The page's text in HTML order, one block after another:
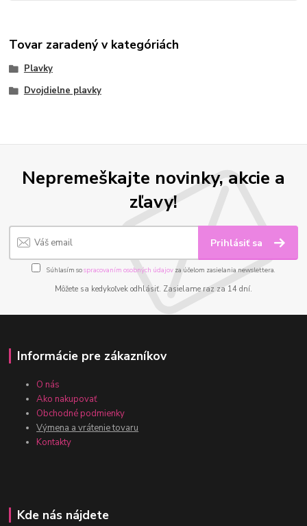
Tovar zaradený v kategóriách
Plavky
Dvojdielne plavky
Nepremeškajte novinky, akcie a
zľavy!
Prihlásiť sa
Súhlasím sospracovaním osobných údajov za účelom zasielania newslettera.
Môžete sa kedykoľvek odhlásiť. Zasielame raz za 14 dní.
Informácie pre zákazníkov
O nás
Ako nakupovať
Obchodné podmienky
Výmena a vrátenie tovaru
Kontakty
Kde nás nájdete